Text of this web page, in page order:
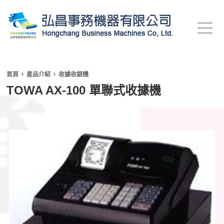
首頁 產品介紹 收據收銀機
TOWA AX-100 單聯式收據機